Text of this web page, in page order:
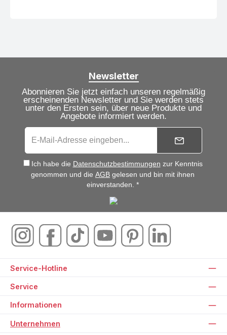
Newsletter
Abonnieren Sie jetzt einfach unseren regelmäßig
erscheinenden Newsletter und Sie werden stets
unter den Ersten sein, über neue Produkte und
Angebote informiert werden.
Ich habe die Datenschutzbestimmungen zur Kenntnis
genommen und die AGB gelesen und bin mit ihnen
einverstanden. *
Service-Hotline
Service
Informationen
Unternehmen